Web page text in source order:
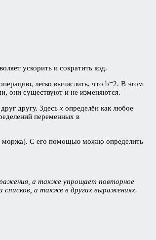
ускорить и сократить код.
легко вычислить, что b=2. В этом
они существуют и не изменяются.
другу. Здесь x определён как любое
переменных в
моржа). С его помощью можно определить
а также упрощает повторное
списков, а также в других выражениях.